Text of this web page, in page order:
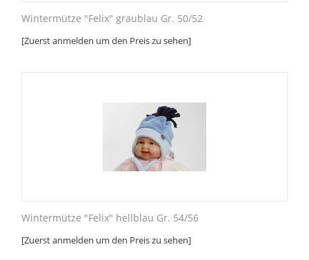
Wintermütze "Felix" graublau Gr. 50/52
[Zuerst anmelden um den Preis zu sehen]
Wintermütze "Felix" hellblau Gr. 54/56
[Zuerst anmelden um den Preis zu sehen]